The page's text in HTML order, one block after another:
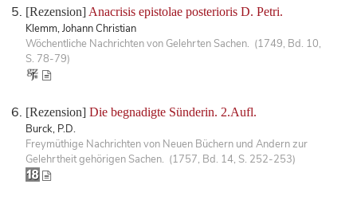
[Rezension] Anacrisis epistolae posterioris D. Petri.
Klemm, Johann Christian
Wöchentliche Nachrichten von Gelehrten Sachen. (1749, Bd. 10,
S. 78-79)
[Rezension] Die begnadigte Sünderin. 2.Aufl.
Burck, P.D.
Freymüthige Nachrichten von Neuen Büchern und Andern zur
Gelehrtheit gehörigen Sachen. (1757, Bd. 14, S. 252-253)